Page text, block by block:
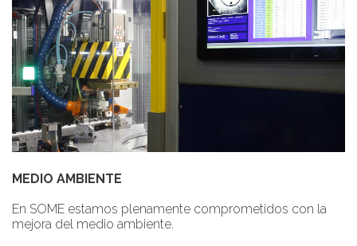
MEDIO AMBIENTE
En SOME estamos plenamente comprometidos con la
mejora del medio ambiente.